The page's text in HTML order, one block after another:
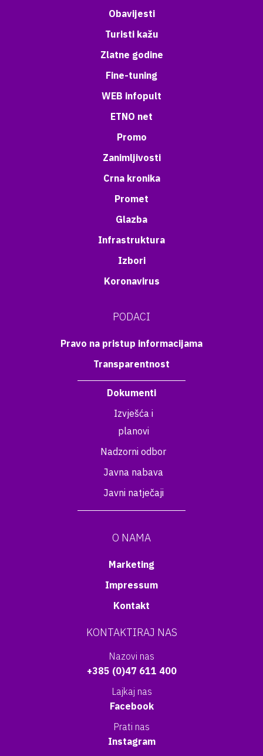
Obavijesti
Turisti kažu
Zlatne godine
Fine-tuning
WEB infopult
ETNO net
Promo
Zanimljivosti
Crna kronika
Promet
Glazba
Infrastruktura
Izbori
Koronavirus
PODACI
Pravo na pristup informacijama
Transparentnost
Dokumenti
Izvješća i
planovi
Nadzorni odbor
Javna nabava
Javni natječaji
O NAMA
Marketing
Impressum
Kontakt
KONTAKTIRAJ NAS
Nazovi nas
+385 (0)47 611 400
Lajkaj nas
Facebook
Prati nas
Instagram